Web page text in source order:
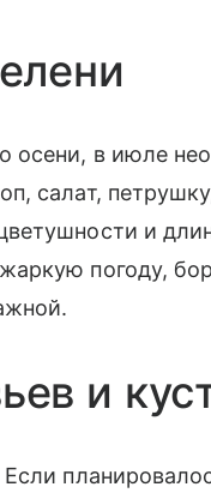
осени, в июле
салат,
и
погоду,
и